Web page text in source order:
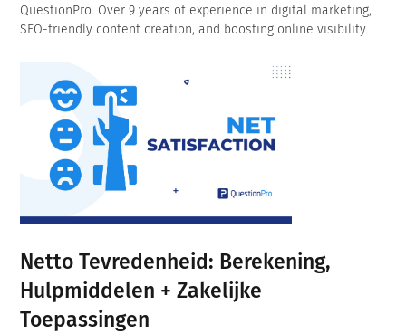
QuestionPro. Over 9 years of experience in digital marketing,
SEO-friendly content creation, and boosting online visibility.
Netto Tevredenheid: Berekening,
Hulpmiddelen + Zakelijke
Toepassingen